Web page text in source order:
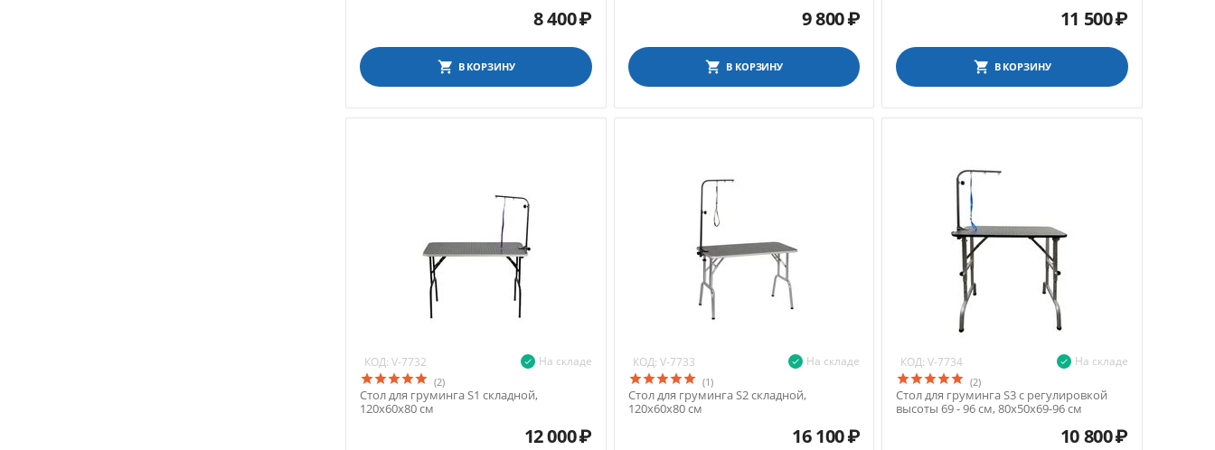
8 400₽
В КОРЗИНУ
9 800₽
В КОРЗИНУ
11 500₽
В КОРЗИНУ
КОД: V-7732 На складе
(2)
Стол для груминга S1 складной,
120х60х80 см
12 000₽
КОД: V-7733 На складе
(1)
Стол для груминга S2 складной,
120х60х80 см
16 100₽
КОД: V-7734 На складе
(2)
Стол для груминга S3 с регулировкой
высоты 69 - 96 см, 80х50х69-96 см
10 800₽